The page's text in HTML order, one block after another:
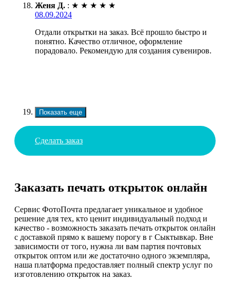
Женя Д. : ★ ★ ★ ★ ★
08.09.2024
Отдали открытки на заказ. Всё прошло быстро и
понятно. Качество отличное, оформление
порадовало. Рекомендую для создания сувениров.
Показать еще
Сделать заказ
Заказать печать открыток онлайн
Сервис ФотоПочта предлагает уникальное и удобное
решение для тех, кто ценит индивидуальный подход и
качество - возможность заказать печать открыток онлайн
с доставкой прямо к вашему порогу в г Сыктывкар. Вне
зависимости от того, нужна ли вам партия почтовых
открыток оптом или же достаточно одного экземпляра,
наша платформа предоставляет полный спектр услуг по
изготовлению открыток на заказ.